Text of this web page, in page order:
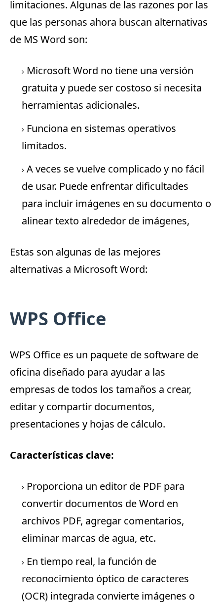
limitaciones. Algunas de las razones por las
que las personas ahora buscan alternativas
de MS Word son:
Microsoft Word no tiene una versión
gratuita y puede ser costoso si necesita
herramientas adicionales.
Funciona en sistemas operativos
limitados.
A veces se vuelve complicado y no fácil
de usar. Puede enfrentar dificultades
para incluir imágenes en su documento o
alinear texto alrededor de imágenes,
Estas son algunas de las mejores
alternativas a Microsoft Word:
WPS Office
WPS Office es un paquete de software de
oficina diseñado para ayudar a las
empresas de todos los tamaños a crear,
editar y compartir documentos,
presentaciones y hojas de cálculo.
Características clave:
Proporciona un editor de PDF para
convertir documentos de Word en
archivos PDF, agregar comentarios,
eliminar marcas de agua, etc.
En tiempo real, la función de
reconocimiento óptico de caracteres
(OCR) integrada convierte imágenes o